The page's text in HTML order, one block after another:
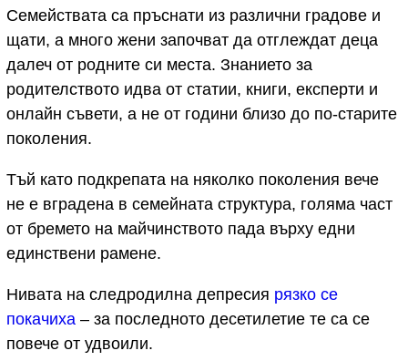
Семействата са пръснати из различни градове и
щати, а много жени започват да отглеждат деца
далеч от родните си места. Знанието за
родителството идва от статии, книги, експерти и
онлайн съвети, а не от години близо до по-старите
поколения.
Тъй като подкрепата на няколко поколения вече
не е вградена в семейната структура, голяма част
от бремето на майчинството пада върху едни
единствени рамене.
Нивата на следродилна депресия рязко се
покачиха – за последното десетилетие те са се
повече от удвоили.